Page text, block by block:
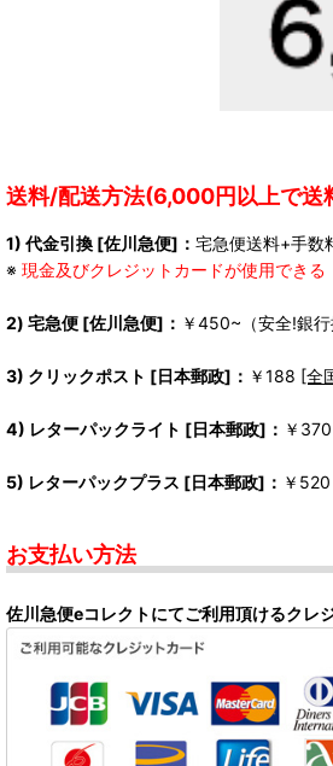
送料/配送方法(6,000円以上で送
1) 代金引換 [佐川急便]： 宅急便送料+手
※ 現金及びクレジットカードが使用できる
2) 宅急便 [佐川急便]： ￥450~（安全!銀行
3) クリックポスト [日本郵政]： ￥188 [全
4) レターパックライト [日本郵政]： ￥370
5) レターパックプラス [日本郵政]： ￥520
お支払い方法
佐川急便eコレクトにてご利用頂けるクレ